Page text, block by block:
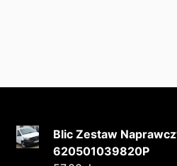
Blic Zestaw
620501039820P